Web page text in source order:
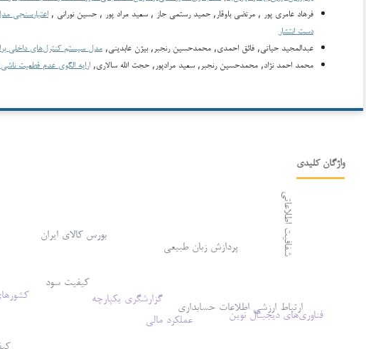
فرهاد عامری پور , مرتضی باوقار, حمید رستمی جاز , سعید مراد پور , حسین نورانی , اعتبارسنجی
دست انتشار
عبدالمجید حیاتی, فائق احمدی, محمدحسین رنجبر, بیژن عابدینی, مدل سیستم کنترل‌های داخلی
محمد احمد نژاد, محمدحسین رنجبر, سعید مرادپور, حجت الله سالاری, ارایه الگوی عدم قطعیت ناشی
واژگان کلیدی
گزارشگری یکپارچه
عملکرد مالی
ارتباط ارزشی اطلاعات حسابداری
کیفیت سود
فناوری‌های دیجیتال نوین
بورس کالای ایران
پردازش زبان طبیعی شفافیت اطلاعاتی